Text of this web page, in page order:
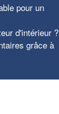
pour un
d'intérieur ?
grâce à